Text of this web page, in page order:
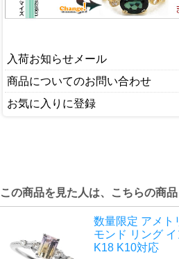
入荷お知らせメール
商品についてのお問い合わせ
お気に入りに登録
この商品を見た人は、こちらの商
数量限定 アメト
モンド リング
K18 K10対応